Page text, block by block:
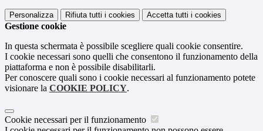
Personalizza Rifiuta tutti i cookies Accetta tutti i cookies
Gestione cookie
In questa schermata è possibile scegliere quali cookie consentire.
I cookie necessari sono quelli che consentono il funzionamento della
piattaforma e non è possibile disabilitarli.
Per conoscere quali sono i cookie necessari al funzionamento potete
visionare la COOKIE POLICY.
Cookie necessari per il funzionamento